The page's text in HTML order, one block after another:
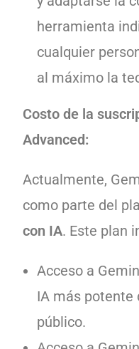
herramienta
cualquier
al máximo la
Costo de la
Advanced:
Actualmente,
como parte del
con IA. Este plan
Acceso a
IA más potente
público.